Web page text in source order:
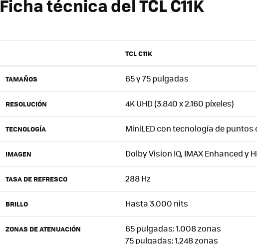
Ficha técnica del TCL C11K
TCL C11K
TAMAÑOS 65 y 75 pulgadas
RESOLUCIÓN 4K UHD (3.840 x 2.160 píxeles)
TECNOLOGÍA MiniLED con tecnología de
IMAGEN Dolby Vision IQ, IMAX Enhanced y
TASA DE REFRESCO 288 Hz
BRILLO Hasta 3.000 nits
ZONAS DE ATENUACIÓN
65 pulgadas: 1.008 zonas
75 pulgadas: 1.248 zonas